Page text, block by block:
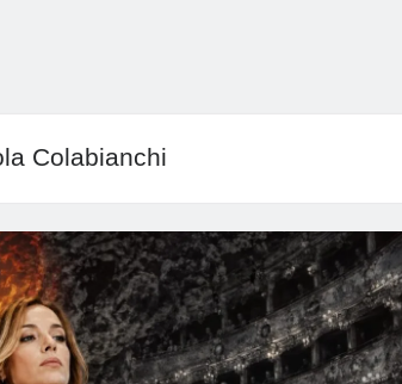
Colabianchi